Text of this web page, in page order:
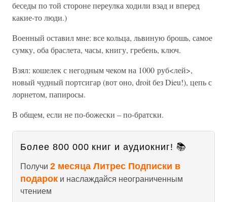
беседы по той стороне переулка ходили взад и вперед
какие-то люди.)
Военный оставил мне: все кольца, львиную брошь, самое
сумку, оба браслета, часы, книгу, гребень, ключ.
Взял: кошелек с негодным чеком на 1000 руб<лей>,
новый чудный портсигар (вот оно, droit без Dieu!), цепь с
лорнетом, папиросы.
В общем, если не по-божески – по-братски.
Более 800 000 книг и аудиокниг! 📚
Получи 2 месяца Литрес Подписки в
подарок и наслаждайся неограниченным
чтением